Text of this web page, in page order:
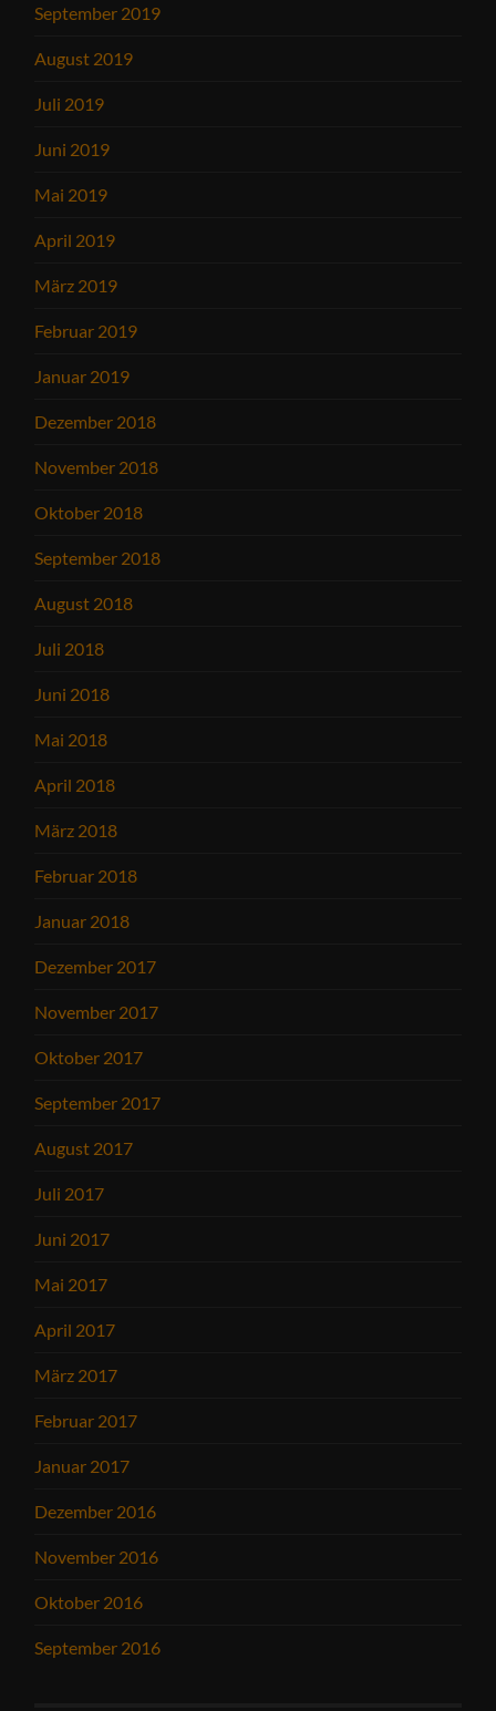
September 2019
August 2019
Juli 2019
Juni 2019
Mai 2019
April 2019
März 2019
Februar 2019
Januar 2019
Dezember 2018
November 2018
Oktober 2018
September 2018
August 2018
Juli 2018
Juni 2018
Mai 2018
April 2018
März 2018
Februar 2018
Januar 2018
Dezember 2017
November 2017
Oktober 2017
September 2017
August 2017
Juli 2017
Juni 2017
Mai 2017
April 2017
März 2017
Februar 2017
Januar 2017
Dezember 2016
November 2016
Oktober 2016
September 2016